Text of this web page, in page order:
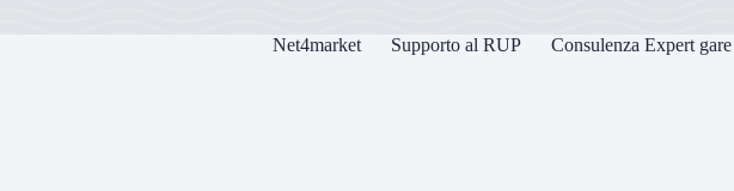
Net4market Supporto al RUP Consulenza Expert gare